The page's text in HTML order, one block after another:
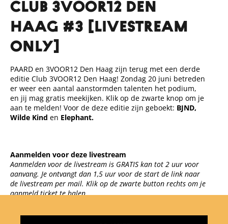
CLUB 3VOOR12 Den
Haag #3 [livestream
only]
PAARD en 3VOOR12 Den Haag zijn terug met een derde
editie Club 3VOOR12 Den Haag! Zondag 20 juni betreden
er weer een aantal aanstormden talenten het podium,
en jij mag gratis meekijken. Klik op de zwarte knop om je
aan te melden! Voor de deze editie zijn geboekt: BJND,
Wilde Kind en Elephant.
Aanmelden voor deze livestream
Aanmelden voor de livestream is GRATIS kan tot 2 uur voor
aanvang. Je ontvangt dan 1,5 uur voor de start de link naar
de livestream per mail. Klik op de zwarte button rechts om je
aanmeld ticket te halen.